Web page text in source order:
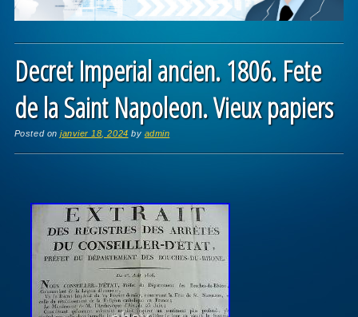
Decret Imperial ancien. 1806. Fete
de la Saint Napoleon. Vieux papiers
Posted onjanvier 18, 2024 by admin